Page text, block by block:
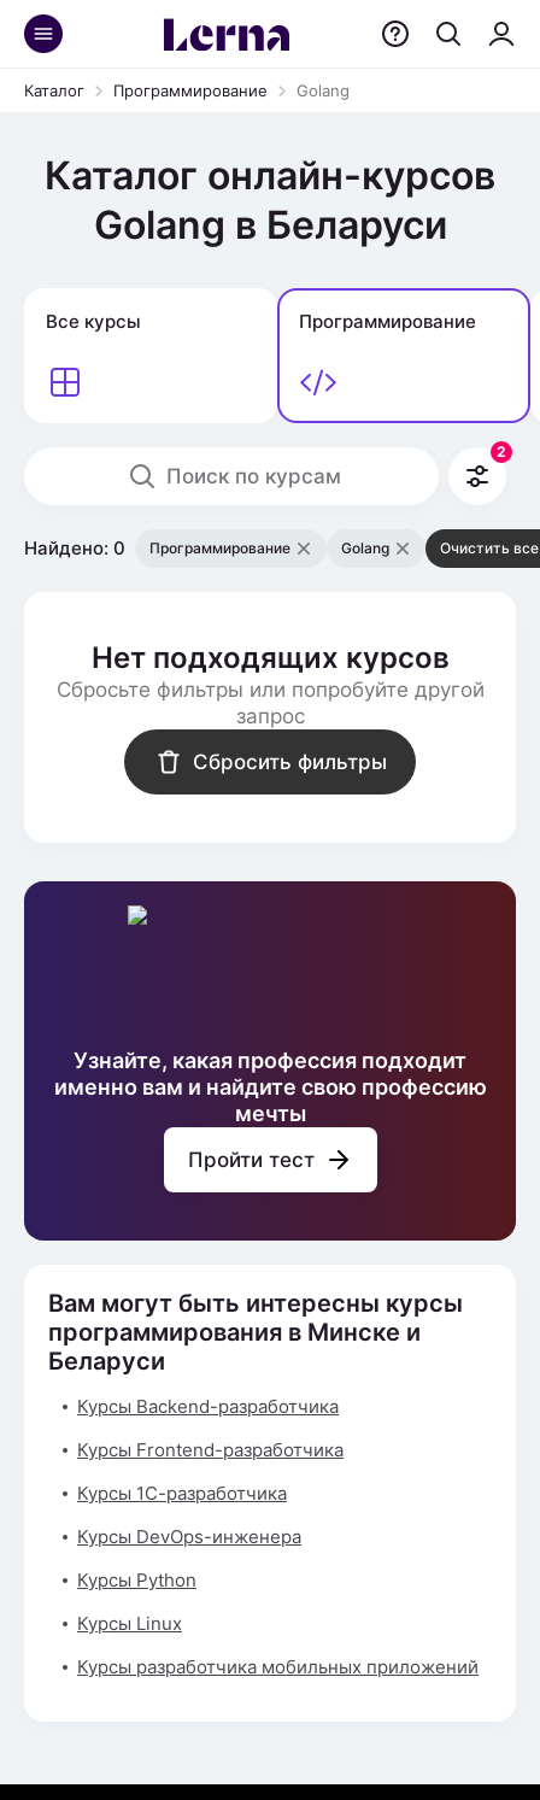
Каталог Программирование Golang
Каталог онлайн-курсов
Golang в Беларуси
Все курсы Программирование
Поиск по курсам
2
Найдено: 0 Программирование Golang Очистить все
Нет подходящих курсов
Сбросьте фильтры или попробуйте другой
запрос
Сбросить фильтры
Узнайте, какая профессия подходит
именно вам и найдите свою профессию
мечты
Пройти тест
Вам могут быть интересны курсы
программирования в Минске и
Беларуси
Курсы Backend-разработчика
Курсы Frontend-разработчика
Курсы 1С-разработчика
Курсы DevOps-инженера
Курсы Python
Курсы Linux
Курсы разработчика мобильных приложений